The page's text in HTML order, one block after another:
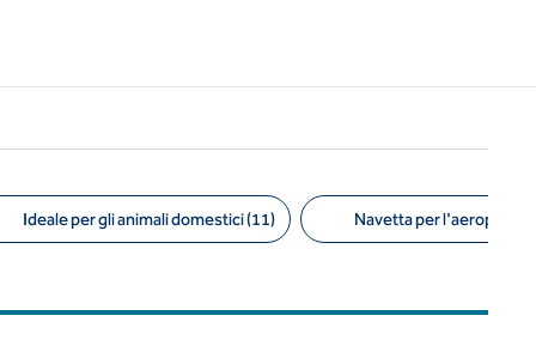
Ideale per gli animali domestici (11) Navetta per l'aeroporto